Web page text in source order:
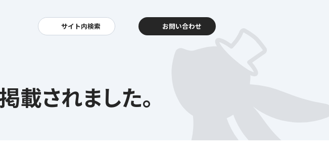
の取り組み
活動報告
お客様相談センター
サイト内検索 お問い合わせ
されました。